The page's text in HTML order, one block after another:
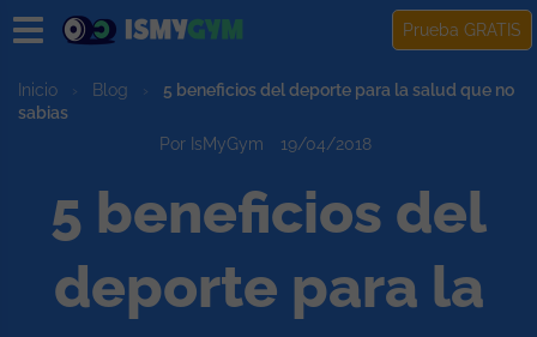
Prueba GRATIS
Inicio › Blog ›
5 beneficios del deporte para la salud que no
sabias
Por IsMyGym
19/04/2018
5 beneficios del
deporte para la